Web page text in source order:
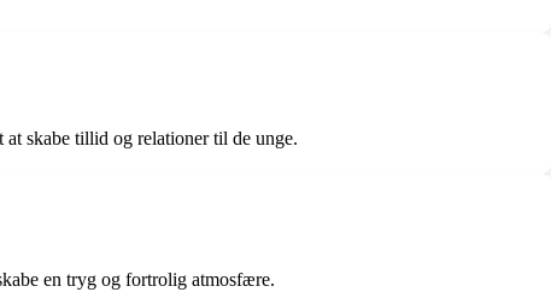
skabe tillid og relationer til de unge.
en tryg og fortrolig atmosfære.